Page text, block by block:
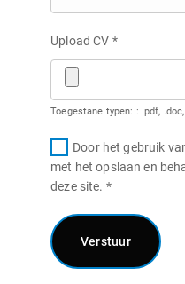
Upload CV *
Toegestane typen: : .pdf,
Door het gebruik
met het opslaan en
deze site. *